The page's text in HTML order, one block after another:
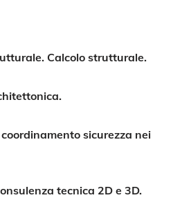
Calcolo strutturale.
sicurezza nei
tecnica 2D e 3D.